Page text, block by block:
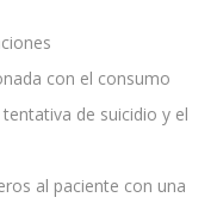
con el consumo
de suicidio y el
al paciente con una